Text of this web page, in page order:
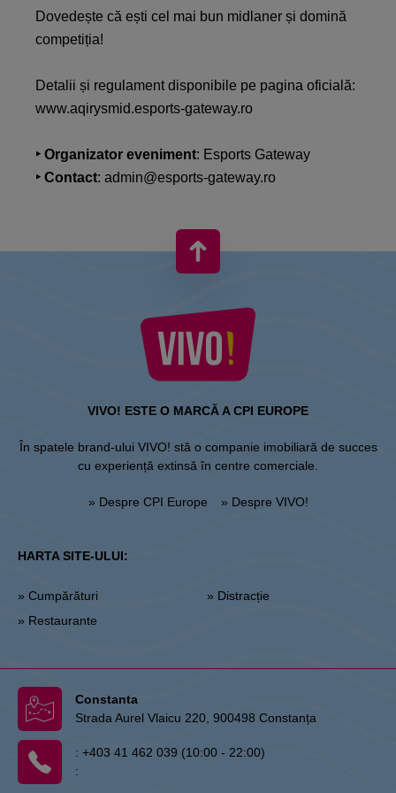
Dovedește că ești cel mai bun midlaner și domină
competiția!
Detalii și regulament disponibile pe pagina oficială:
www.aqirysmid.esports-gateway.ro
‣ Organizator eveniment: Esports Gateway
‣ Contact: admin@esports-gateway.ro
VIVO! ESTE O MARCĂ A CPI EUROPE
În spatele brand-ului VIVO! stă o companie imobiliară de succes
cu experiență extinsă în centre comerciale.
» Despre CPI Europe » Despre VIVO!
HARTA SITE-ULUI:
» Cumpărături
» Restaurante
» Distracție
Constanta
Strada Aurel Vlaicu 220, 900498 Constanța
: +403 41 462 039 (10:00 - 22:00)
: